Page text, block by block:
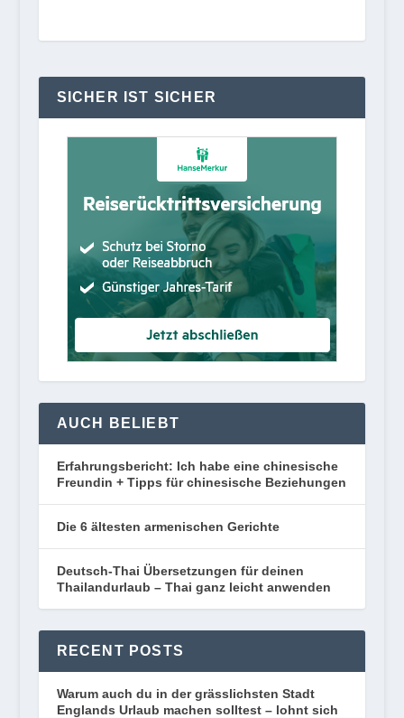
SICHER IST SICHER
AUCH BELIEBT
Erfahrungsbericht: Ich habe eine chinesische
Freundin + Tipps für chinesische Beziehungen
Die 6 ältesten armenischen Gerichte
Deutsch-Thai Übersetzungen für deinen
Thailandurlaub – Thai ganz leicht anwenden
RECENT POSTS
Warum auch du in der grässlichsten Stadt
Englands Urlaub machen solltest – lohnt sich